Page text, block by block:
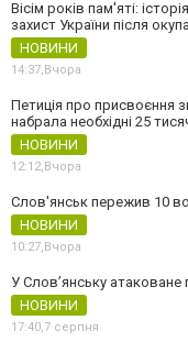
Вісім років пам'яті:
захист України після
НОВИНИ
14:37,Вчора
Петиція про присвоєння
набрала необхідні 25
НОВИНИ
12:12,Вчора
Слов'янськ пережив 10
НОВИНИ
10:27,Вчора
У Слов’янську
НОВИНИ
17:40,7 серпня